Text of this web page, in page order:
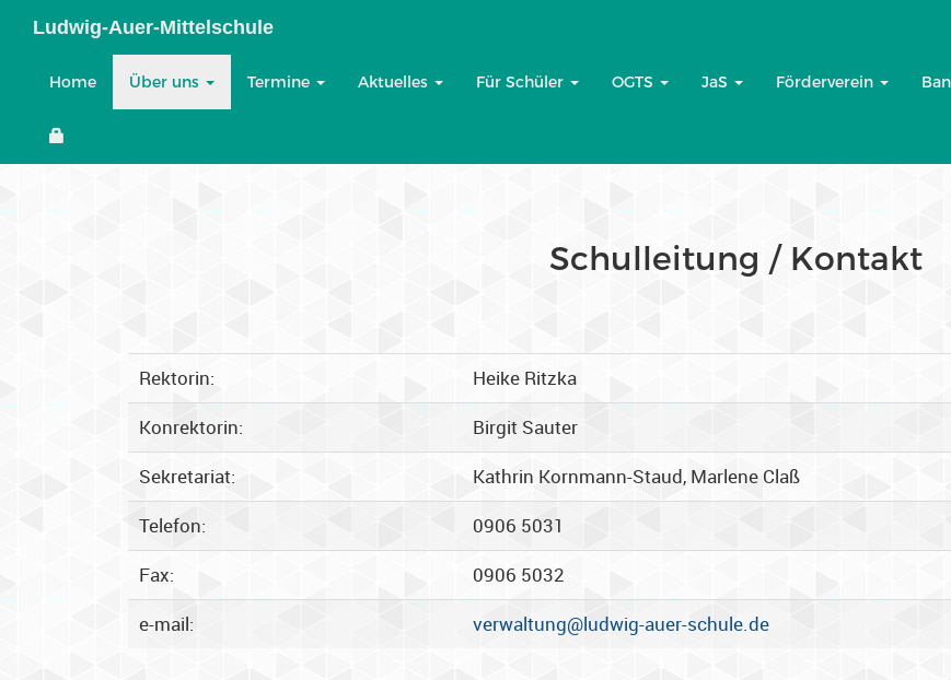
Ludwig-Auer-Mittelschule
Home Über uns Termine Aktuelles Für Schüler OGTS JaS Förderverein
Schulleitung / Kontakt
Rektorin:
Heike Ritzka
Konrektorin:
Birgit Sauter
Sekretariat:
Kathrin Kornmann-Staud, Marlene Claß
Telefon:
0906 5031
Fax:
0906 5032
e-mail:
verwaltung@ludwig-auer-schule.de